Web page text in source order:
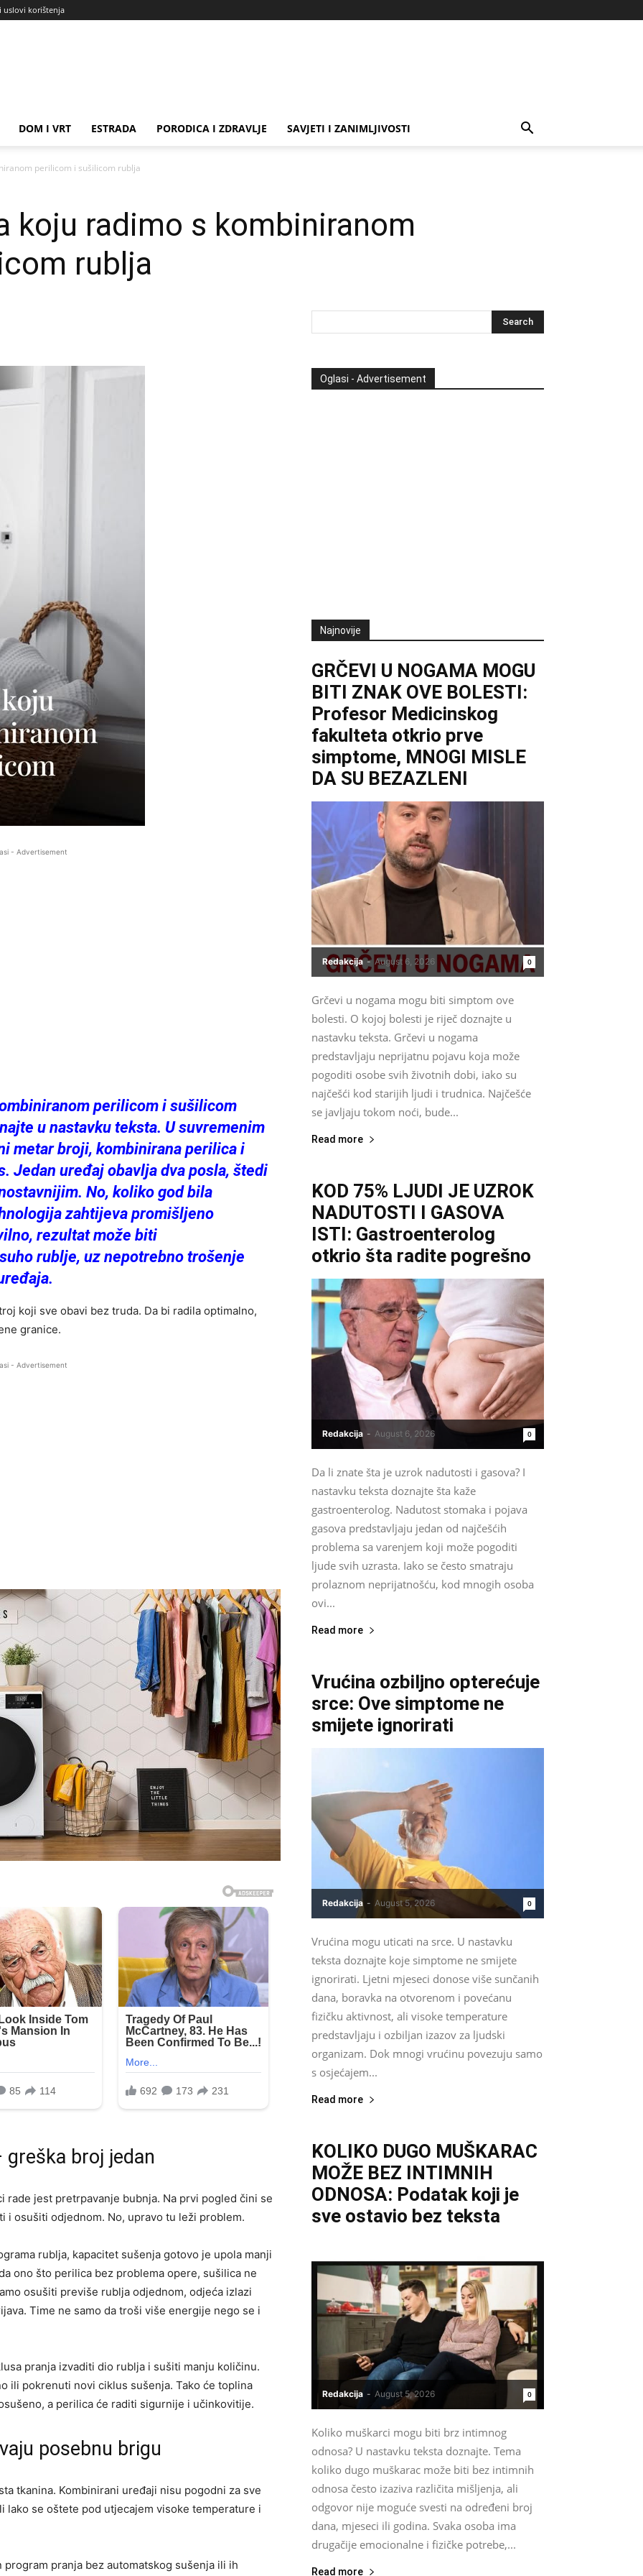
uslovi korištenja
DOM I VRT ESTRADA PORODICA I ZDRAVLJE SAVJETI I ZANIMLJIVOSTI
perilicom i sušilicom rublja
koju radimo s kombiniranom
rublja
- Advertisement
perilicom i sušilicom
u nastavku teksta. U suvremenim
metar broji, kombinirana perilica i
Jedan uređaj obavlja dva posla, štedi
No, koliko god bila
zahtijeva promišljeno
rezultat može biti
rublje, uz nepotrebno trošenje
koji sve obavi bez truda. Da bi radila optimalno,
granice.
- Advertisement
broj jedan
jest pretrpavanje bubnja. Na prvi pogled čini se
i osušiti odjednom. No, upravo tu leži problem.
rublja, kapacitet sušenja gotovo je upola manji
ono što perilica bez problema opere, sušilica ne
osušiti previše rublja odjednom, odjeća izlazi
Time ne samo da troši više energije nego se i
pranja izvaditi dio rublja i sušiti manju količinu.
ili pokrenuti novi ciklus sušenja. Tako će toplina
a perilica će raditi sigurnije i učinkovitije.
posebnu brigu
tkanina. Kombinirani uređaji nisu pogodni za sve
se oštete pod utjecajem visoke temperature i
pranja bez automatskog sušenja ili ih
Oglasi - Advertisement
Najnovije
GRČEVI U NOGAMA MOGU
BITI ZNAK OVE BOLESTI:
Profesor Medicinskog
fakulteta otkrio prve
simptome, MNOGI MISLE
DA SU BEZAZLENI
Redakcija - August 6, 2026 0
Grčevi u nogama mogu biti simptom ove
bolesti. O kojoj bolesti je riječ doznajte u
nastavku teksta. Grčevi u nogama
predstavljaju neprijatnu pojavu koja može
pogoditi osobe svih životnih dobi, iako su
najčešći kod starijih ljudi i trudnica. Najčešće
se javljaju tokom noći, bude...
Read more
KOD 75% LJUDI JE UZROK
NADUTOSTI I GASOVA
ISTI: Gastroenterolog
otkrio šta radite pogrešno
Redakcija - August 6, 2026 0
Da li znate šta je uzrok nadutosti i gasova? I
nastavku teksta doznajte šta kaže
gastroenterolog. Nadutost stomaka i pojava
gasova predstavljaju jedan od najčešćih
problema sa varenjem koji može pogoditi
ljude svih uzrasta. Iako se često smatraju
prolaznom neprijatnošću, kod mnogih osoba
ovi...
Read more
Vrućina ozbiljno opterećuje
srce: Ove simptome ne
smijete ignorirati
Redakcija - August 5, 2026 0
Vrućina mogu uticati na srce. U nastavku
teksta doznajte koje simptome ne smijete
ignorirati. Ljetni mjeseci donose više sunčanih
dana, boravka na otvorenom i povećanu
fizičku aktivnost, ali visoke temperature
predstavljaju i ozbiljan izazov za ljudski
organizam. Dok mnogi vrućinu povezuju samo
s osjećajem...
Read more
KOLIKO DUGO MUŠKARAC
MOŽE BEZ INTIMNIH
ODNOSA: Podatak koji je
sve ostavio bez teksta
Redakcija - August 5, 2026 0
Koliko muškarci mogu biti brz intimnog
odnosa? U nastavku teksta doznajte. Tema
koliko dugo muškarac može biti bez intimnih
odnosa često izaziva različita mišljenja, ali
odgovor nije moguće svesti na određeni broj
dana, mjeseci ili godina. Svaka osoba ima
drugačije emocionalne i fizičke potrebe,...
Read more